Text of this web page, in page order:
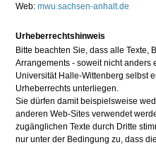
Web: mwu.sachsen-anhalt.de
Urheberrechtshinweis
Bitte beachten Sie, dass alle Texte,
Arrangements - soweit nicht anders
Universität Halle-Wittenberg selbst
Urheberrechts unterliegen.
Sie dürfen damit beispielsweise
anderen Web-Sites verwendet
zugänglichen Texte durch Dritte
nur unter der Bedingung zu, dass